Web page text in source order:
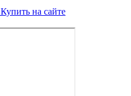
Купить на сайте